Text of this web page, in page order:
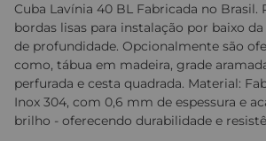
Cuba Lavínia 40 BL Fabricada no Brasil.
bordas lisas para instalação por baixo da
de profundidade. Opcionalmente são
como, tábua em madeira, grade
perfurada e cesta quadrada. Material:
Inox 304, com 0,6 mm de espessura e
brilho - oferecendo durabilidade e